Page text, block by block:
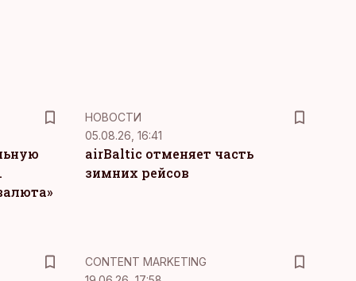
НОВОСТИ
05.08.26, 16:41
airBaltic отменяет часть
зимних рейсов
KM
CONTENT MARKETING